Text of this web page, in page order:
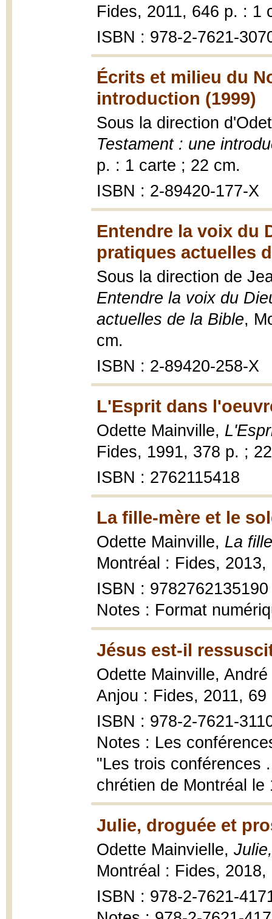
Fides, 2011, 646 p. : 1
ISBN : 978-2-7621-
Écrits et milieu du
introduction (1999)
Sous la direction
Testament : une
p. : 1 carte ; 22 cm.
ISBN : 2-89420-177-X
Entendre la voix du
pratiques actuelles
Sous la direction de
Entendre la voix du
actuelles de la Bible,
cm.
ISBN : 2-89420-258-X
L'Esprit dans
Odette Mainville,
Fides, 1991, 378 p. ;
ISBN : 2762115418
La fille-mère et le
Odette Mainville, La
Montréal : Fides,
ISBN : 9782762135190
Notes : Format
Jésus est-il
Odette Mainville,
Anjou : Fides, 2011,
ISBN : 978-2-7621-
Notes : Les
"Les trois conférences
chrétien de Montréal le
Julie, droguée et
Odette Mainvielle,
Montréal : Fides,
ISBN : 978-2-7621-